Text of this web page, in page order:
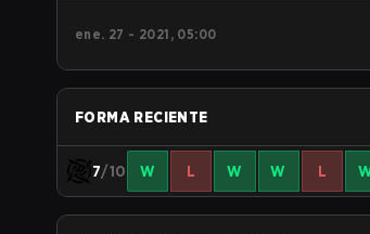
ene. 27 - 2021, 05:00
FORMA RECIENTE
7/10 W L W W L